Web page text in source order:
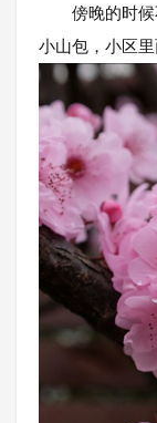
傍晚的时候
小山包，小区里